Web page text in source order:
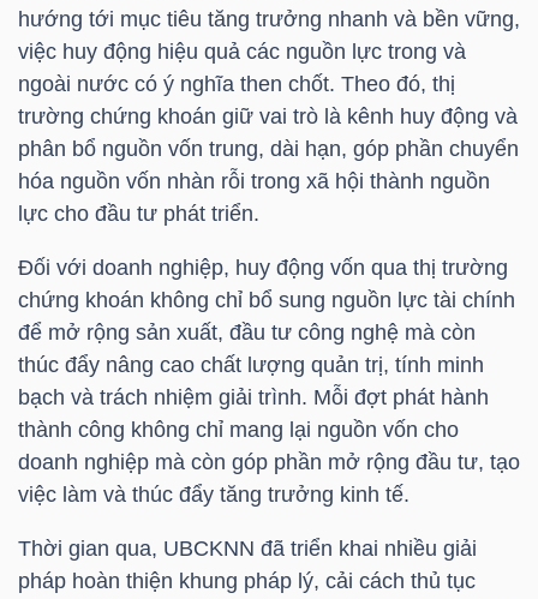
hướng tới mục tiêu tăng trưởng nhanh và bền vững,
việc huy động hiệu quả các nguồn lực trong và
ngoài nước có ý nghĩa then chốt. Theo đó, thị
trường chứng khoán giữ vai trò là kênh huy động và
phân bổ nguồn vốn trung, dài hạn, góp phần chuyển
hóa nguồn vốn nhàn rỗi trong xã hội thành nguồn
lực cho đầu tư phát triển.
Đối với doanh nghiệp, huy động vốn qua thị trường
chứng khoán không chỉ bổ sung nguồn lực tài chính
để mở rộng sản xuất, đầu tư công nghệ mà còn
thúc đẩy nâng cao chất lượng quản trị, tính minh
bạch và trách nhiệm giải trình. Mỗi đợt phát hành
thành công không chỉ mang lại nguồn vốn cho
doanh nghiệp mà còn góp phần mở rộng đầu tư, tạo
việc làm và thúc đẩy tăng trưởng kinh tế.
Thời gian qua, UBCKNN đã triển khai nhiều giải
pháp hoàn thiện khung pháp lý, cải cách thủ tục
VĨ
MÔ
NGÀNH
DOANH
NGHIỆP